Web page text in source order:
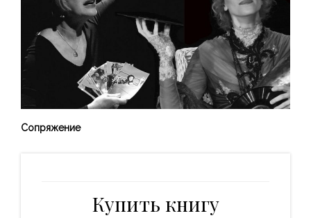
Сопряжение
Купить книгу